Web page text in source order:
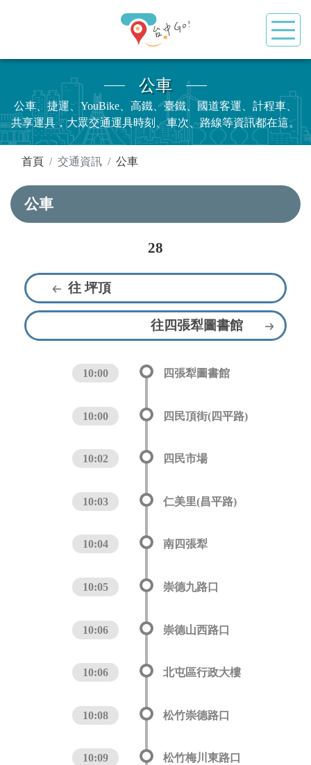
公車
公車、捷運、YouBike、高鐵、臺鐵、國道客運、計程車、
共享運具，大眾交通運具時刻、車次、路線等資訊都在這。
首頁 交通資訊 公車
公車
28
往 坪頂
往四張犁圖書館
10:00 四張犁圖書館
10:00 四民頂街(四平路)
10:02 四民市場
10:03 仁美里(昌平路)
10:04 南四張犁
10:05 崇德九路口
10:06 崇德山西路口
10:06 北屯區行政大樓
10:08 松竹崇德路口
10:09 松竹梅川東路口